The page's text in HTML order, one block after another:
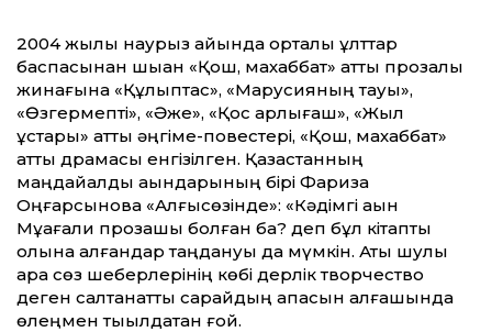
2004 жылы наурыз айында орталық ұлттар
баспасынан шыққан «Қош, махаббат» атты прозалық
жинағына «Құлыптас», «Марусияның тауы»,
«Өзгермепті», «Әже», «Қос қарлығаш», «Жыл
құстары» атты әңгіме-повестері, «Қош, махаббат»
атты драмасы енгізілген. Қазақстанның
маңдайалды ақындарының бірі Фариза
Оңғарсынова «Алғысөзінде»: «Кәдімгі ақын
Мұқағали прозашы болған ба? деп бұл кітапты
қолына алғандар таңдануы да мүмкін. Аты шулы
қара сөз шеберлерінің көбі дерлік творчество
деген салтанатты сарайдың қақпасын алғашында
өлеңмен тықылдатқан ғой.